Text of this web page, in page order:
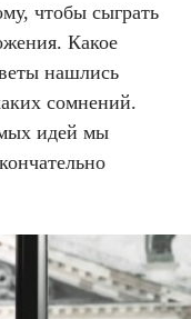
чтобы сыграть
Какое
нашлись
сомнений.
идей мы